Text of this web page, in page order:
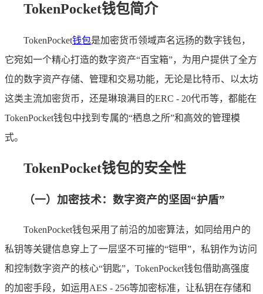
TokenPocket钱包简介
TokenPocket钱包是加密货币领域声名远扬的数字钱包，
它宛如一个精心打造的数字资产“百宝箱”，为用户提供了全方
位的数字资产存储、管理和交易功能，无论是比特币、以太坊
这类主流加密货币，还是琳琅满目的ERC - 20代币等，都能在
TokenPocket钱包中找到专属的“栖息之所”和高效的管理模
式。
TokenPocket钱包的安全性
（一）加密技术：数字资产的坚固“护盾”
TokenPocket钱包采用了前沿的加密算法，如同给用户的
私钥等关键信息穿上了一层坚不可摧的“铠甲”，私钥作为访问
和控制数字资产的核心“钥匙”，TokenPocket钱包借助高强度
的加密手段，如运用AES - 256等加密标准，让私钥在存储和